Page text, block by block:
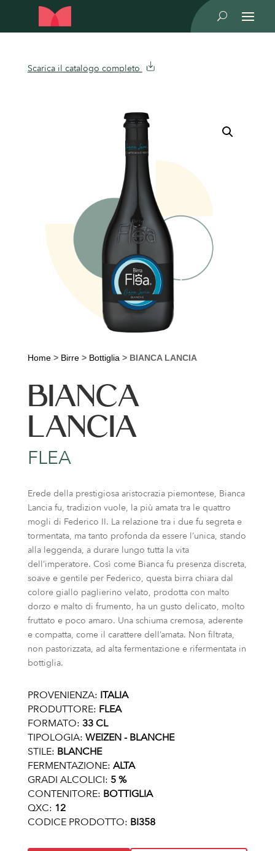
U
Scarica il catalogo completo
Home> Birre> Bottiglia > BIANCA LANCIA
BIANCA
LANCIA
FLEA
Erede della prestigiosa aristocrazia piemontese, Bianca
Lancia fu, tradizion vuole, la più amata tra le quattro
mogli di Federico II. La relazione tra i due fu segreta e
tormentata, ma tanto profonda da essere l’unica, stando
alla leggenda, a durare lungo tutta la vita
dell’imperatore. Così come Bianca fu presenza discreta,
soave e gentile per Federico, questa birra chiara dal
colore giallo paglierino velato, prodotta con malto
dorzo e malto di frumento, ha un gusto delicato, molto
fruttato e poco amaro. Una schiuma cremosa, aderente
e compatta, come il carattere dell’amata. Non filtrata,
non pastorizzata, ad alta fermentazione e rifermentata in
bottiglia.
PROVENIENZA: ITALIA
PRODUTTORE: FLEA
FORMATO: 33 CL
TIPOLOGIA: WEIZEN - BLANCHE
STILE: BLANCHE
FERMENTAZIONE: ALTA
GRADI ALCOLICI: 5 %
CONTENITORE: BOTTIGLIA
QXC: 12
CODICE PRODOTTO: BI358